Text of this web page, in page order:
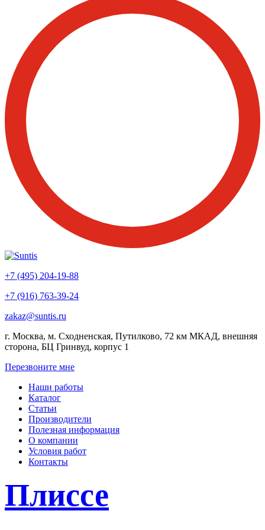
+7 (495) 204-19-88
+7 (916) 763-39-24
zakaz@suntis.ru
г. Москва, м. Сходненская, Путилково, 72 км МКАД, внешняя
сторона, БЦ Гринвуд, корпус 1
Перезвоните мне
Наши работы
Каталог
Статьи
Производители
Полезная информация
О компании
Условия работ
Контакты
Плиссе